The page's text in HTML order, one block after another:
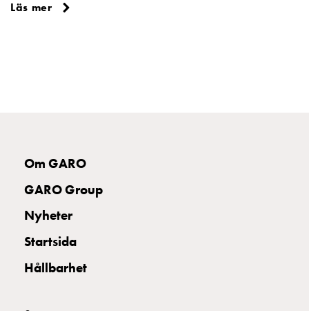
Läs mer
Om GARO
GARO Group
Nyheter
Startsida
Hållbarhet